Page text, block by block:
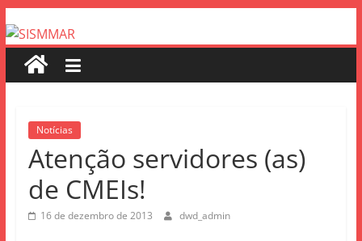
Notícias
Atenção servidores (as)
de CMEIs!
16 de dezembro de 2013 dwd_admin